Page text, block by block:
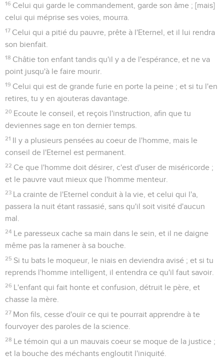
16 Celui qui garde le commandement, garde son âme ; [mais]
celui qui méprise ses voies, mourra.
17 Celui qui a pitié du pauvre, prête à l'Eternel, et il lui rendra
son bienfait.
18 Châtie ton enfant tandis qu'il y a de l'espérance, et ne va
point jusqu'à le faire mourir.
19 Celui qui est de grande furie en porte la peine ; et si tu l'en
retires, tu y en ajouteras davantage.
20 Ecoute le conseil, et reçois l'instruction, afin que tu
deviennes sage en ton dernier temps.
21 Il y a plusieurs pensées au coeur de l'homme, mais le
conseil de l'Eternel est permanent.
22 Ce que l'homme doit désirer, c'est d'user de miséricorde ;
et le pauvre vaut mieux que l'homme menteur.
23 La crainte de l'Eternel conduit à la vie, et celui qui l'a,
passera la nuit étant rassasié, sans qu'il soit visité d'aucun
mal.
24 Le paresseux cache sa main dans le sein, et il ne daigne
même pas la ramener à sa bouche.
25 Si tu bats le moqueur, le niais en deviendra avisé ; et si tu
reprends l'homme intelligent, il entendra ce qu'il faut savoir.
26 L'enfant qui fait honte et confusion, détruit le père, et
chasse la mère.
27 Mon fils, cesse d'ouïr ce qui te pourrait apprendre à te
fourvoyer des paroles de la science.
28 Le témoin qui a un mauvais coeur se moque de la justice ;
et la bouche des méchants engloutit l'iniquité.